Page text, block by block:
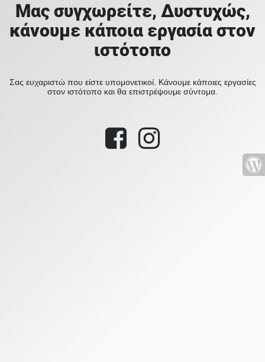
Μας συγχωρείτε, Δυστυχώς,
κάνουμε κάποια εργασία στον
ιστότοπο
Σας ευχαριστώ που είστε υπομονετικοί. Κάνουμε κάποιες εργασίες
στον ιστότοπο και θα επιστρέψουμε σύντομα.